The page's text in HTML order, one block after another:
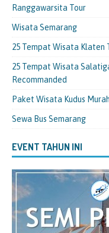
Ranggawarsita Tour
Wisata Semarang
25 Tempat Wisata Klaten
25 Tempat Wisata
Recommanded
Paket Wisata Kudus
Sewa Bus Semarang
EVENT TAHUN INI